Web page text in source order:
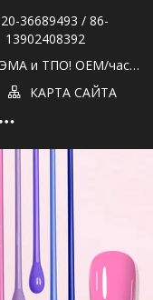
36689493 / 86-
13902408392
и ТПО! OEM/част
КАРТА САЙТА